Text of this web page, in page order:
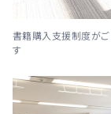
書籍購入支援制度がご
す